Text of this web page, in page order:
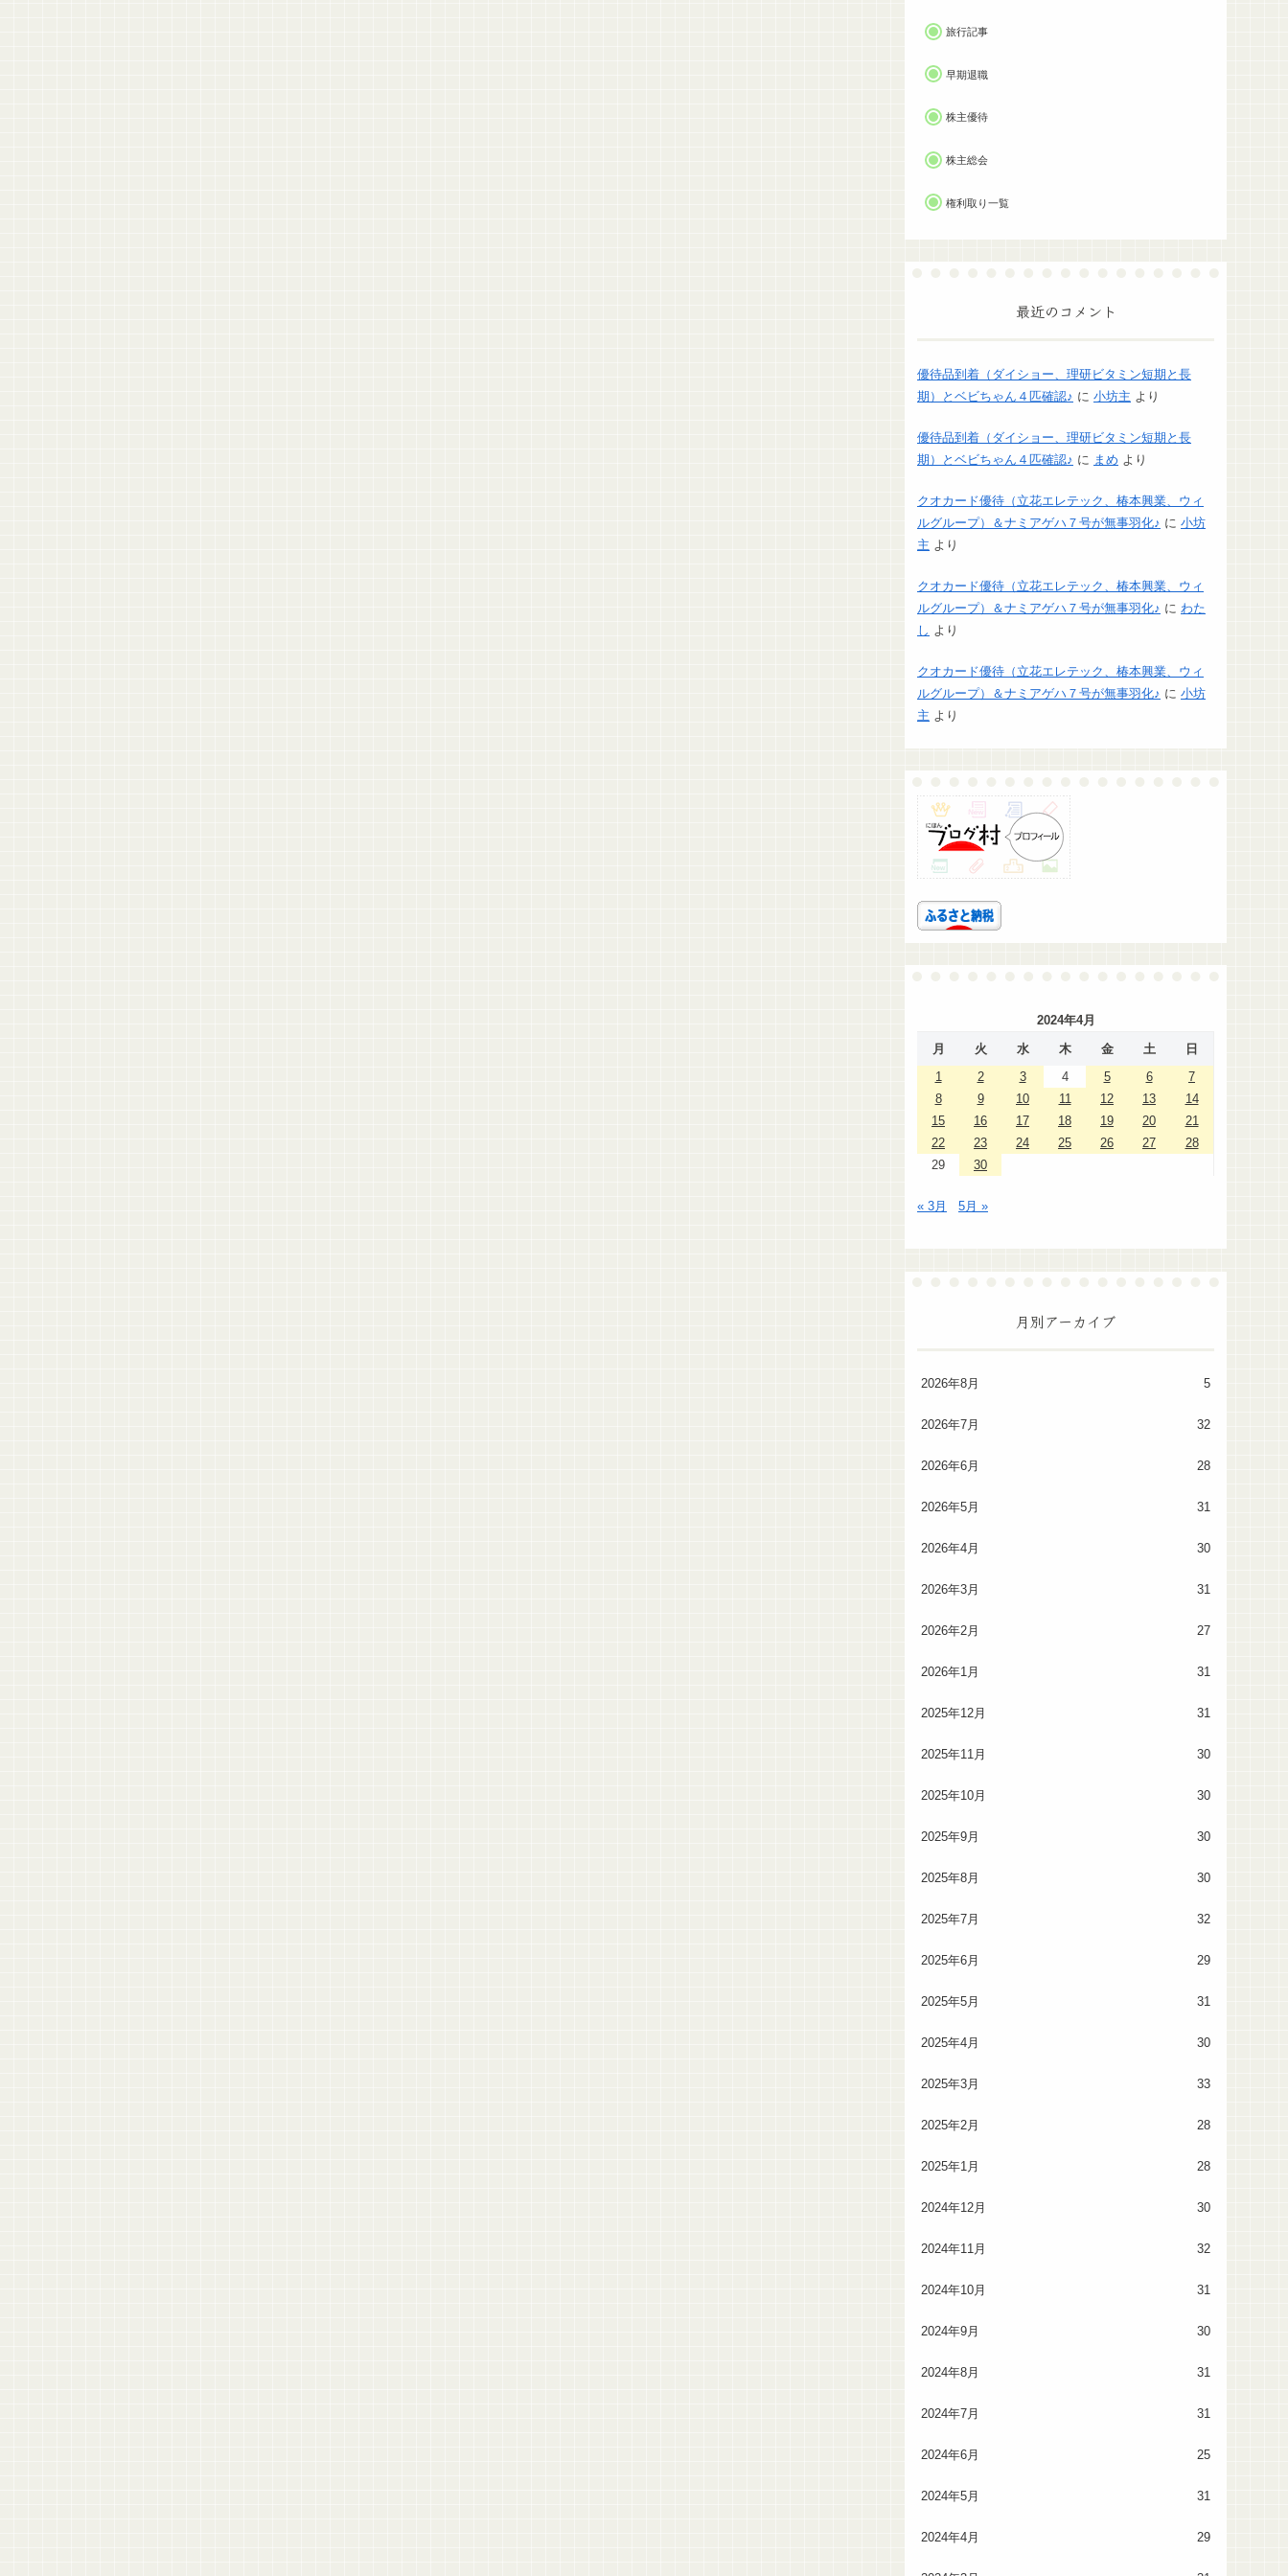
旅行記事
早期退職
株主優待
株主総会
権利取り一覧
最近のコメント
優待品到着（ダイショー、理研ビタミン短期と長
期）とベビちゃん４匹確認♪ に 小坊主 より
優待品到着（ダイショー、理研ビタミン短期と長
期）とベビちゃん４匹確認♪ に まめ より
クオカード優待（立花エレテック、椿本興業、ウィ
ルグループ）＆ナミアゲハ７号が無事羽化♪ に 小坊
主 より
クオカード優待（立花エレテック、椿本興業、ウィ
ルグループ）＆ナミアゲハ７号が無事羽化♪ に わた
し より
クオカード優待（立花エレテック、椿本興業、ウィ
ルグループ）＆ナミアゲハ７号が無事羽化♪ に 小坊
主 より
2024年4月
月
火 水 木 金 土
日
1
2 3 4 5 6
7
8
9 10 11 12 13
14
15
16 17 18 19 20
21
22
23 24 25 26 27
28
29
30
« 3月 5月 »
月別アーカイブ
2026年8月 5
2026年7月 32
2026年6月 28
2026年5月 31
2026年4月 30
2026年3月 31
2026年2月 27
2026年1月 31
2025年12月 31
2025年11月 30
2025年10月 30
2025年9月 30
2025年8月 30
2025年7月 32
2025年6月 29
2025年5月 31
2025年4月 30
2025年3月 33
2025年2月 28
2025年1月 28
2024年12月 30
2024年11月 32
2024年10月 31
2024年9月 30
2024年8月 31
2024年7月 31
2024年6月 25
2024年5月 31
2024年4月 29